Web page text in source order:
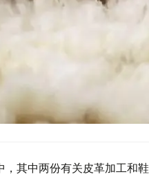
，其中两份有关皮革加工和